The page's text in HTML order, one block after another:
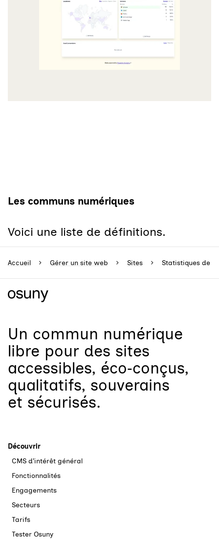
Les communs numériques
Voici une liste de définitions.
Accueil Gérer un site web Sites Statistiques de
Un commun numérique
libre pour des sites
accessibles, éco‑conçus,
qualitatifs, souverains
et sécurisés.
Découvrir
CMS d’intérêt général
Fonctionnalités
Engagements
Secteurs
Tarifs
Tester Osuny